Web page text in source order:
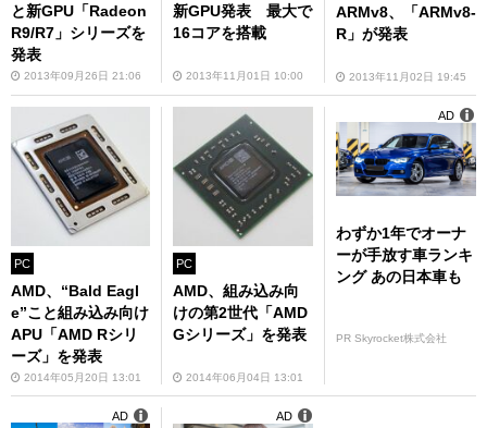
と新GPU「Radeon
R9/R7」シリーズを
発表
2013年09月26日 21:06
新GPU発表 最大で
16コアを搭載
2013年11月01日 10:00
ARMv8、「ARMv8-
R」が発表
2013年11月02日 19:45
PC
AMD、“Bald Eagl
e”こと組み込み向け
APU「AMD Rシリ
ーズ」を発表
2014年05月20日 13:01
PC
AMD、組み込み向
けの第2世代「AMD
Gシリーズ」を発表
2014年06月04日 13:01
わずか1年でオーナ
ーが手放す車ランキ
ング あの日本車も
PR Skyrocket株式会社
AD
AD AD